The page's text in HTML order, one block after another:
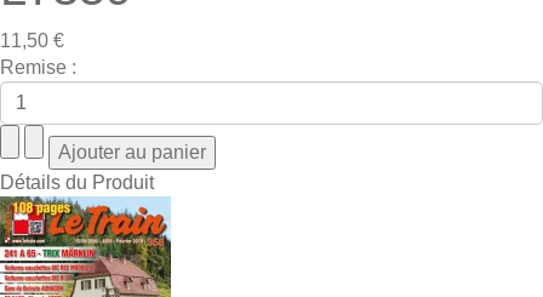
11,50 €
Remise :
Détails du Produit